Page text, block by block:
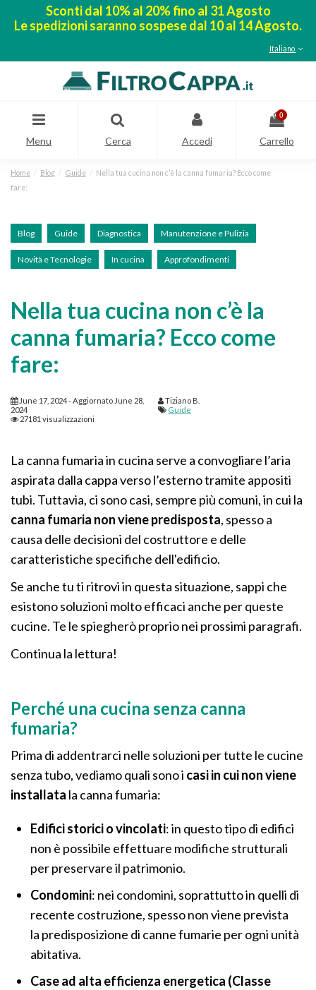
Sconti dal 10% al 20% fino al 31 Agosto
Le spedizioni saranno sospese dal 10 al 14 Agosto.
Italiano
Menu Cerca Accedi
0
Carrello
Home Blog Guide
Nella tua cucina non c’è la canna fumaria? Ecco come
fare:
Blog Guide Diagnostica Manutenzione e Pulizia
Novità e Tecnologie In cucina Approfondimenti
Nella tua cucina non c’è la
canna fumaria? Ecco come
fare:
June 17, 2024- Aggiornato June 28,
2024
Tiziano B.
Guide
27181 visualizzazioni
La canna fumaria in cucina serve a convogliare l’aria
aspirata dalla cappa verso l’esterno tramite appositi
tubi. Tuttavia, ci sono casi, sempre più comuni, in cui la
canna fumaria non viene predisposta, spesso a
causa delle decisioni del costruttore e delle
caratteristiche specifiche dell'edificio.
Se anche tu ti ritrovi in questa situazione, sappi che
esistono soluzioni molto efficaci anche per queste
cucine. Te le spiegherò proprio nei prossimi paragrafi.
Continua la lettura!
Perché una cucina senza canna
fumaria?
Prima di addentrarci nelle soluzioni per tutte le cucine
senza tubo, vediamo quali sono i casi in cui non viene
installata la canna fumaria:
Edifici storici o vincolati: in questo tipo di edifici
non è possibile effettuare modifiche strutturali
per preservare il patrimonio.
Condomini: nei condomini, soprattutto in quelli di
recente costruzione, spesso non viene prevista
la predisposizione di canne fumarie per ogni unità
abitativa.
Case ad alta efficienza energetica (Classe